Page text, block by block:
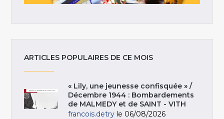
ARTICLES POPULAIRES DE CE MOIS
« Lily, une jeunesse confisquée » /
Décembre 1944 : Bombardements
de MALMEDY et de SAINT - VITH
francois.detry le 06/08/2026